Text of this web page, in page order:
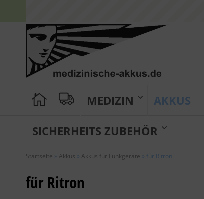
MEDIZIN AKKUS
SICHERHEITS ZUBEHÖR
Startseite » Akkus » Akkus für Funkgeräte » für Ritron
für Ritron